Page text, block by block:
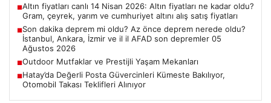
■Altın fiyatları canlı 14 Nisan 2026: Altın fiyatları ne kadar oldu?
Gram, çeyrek, yarım ve cumhuriyet altını alış satış fiyatları
■Son dakika deprem mi oldu? Az önce deprem nerede oldu?
İstanbul, Ankara, İzmir ve il il AFAD son depremler 05
Ağustos 2026
■Outdoor Mutfaklar ve Prestijli Yaşam Mekanları
■Hatay’da Değerli Posta Güvercinleri Kümeste Bakılıyor,
Otomobil Takası Teklifleri Alınıyor